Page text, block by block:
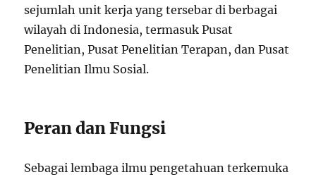
sejumlah unit kerja yang tersebar di berbagai
wilayah di Indonesia, termasuk Pusat
Penelitian, Pusat Penelitian Terapan, dan Pusat
Penelitian Ilmu Sosial.
Peran dan Fungsi
Sebagai lembaga ilmu pengetahuan terkemuka